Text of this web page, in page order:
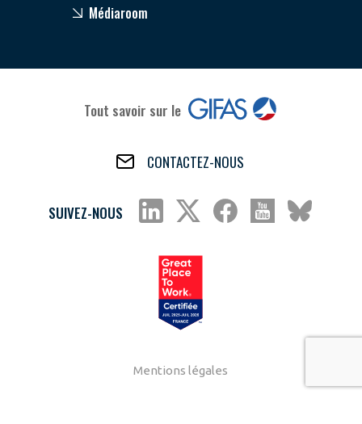
Médiaroom
Tout savoir sur le
CONTACTEZ-NOUS
SUIVEZ-NOUS
Mentions légales